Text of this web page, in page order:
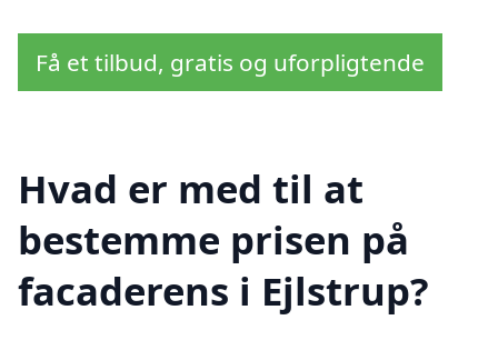
Få et tilbud, gratis og uforpligtende
Hvad er med til at
bestemme prisen på
facaderens i Ejlstrup?